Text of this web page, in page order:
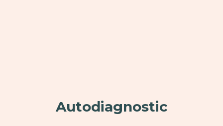
Autodiagnostic